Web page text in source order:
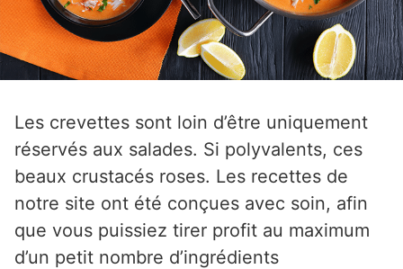
Les crevettes sont loin d’être uniquement
réservés aux salades. Si polyvalents, ces
beaux crustacés roses. Les recettes de
notre site ont été conçues avec soin, afin
que vous puissiez tirer profit au maximum
d’un petit nombre d’ingrédients